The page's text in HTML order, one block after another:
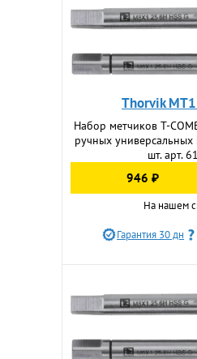
Thorvik
Набор метчиков T-
ручных универсальных
шт. арт.
946 ₽
На нашем
Гарантия 30 дн